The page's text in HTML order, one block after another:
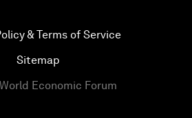
& Terms of Service
Sitemap
World Economic Forum